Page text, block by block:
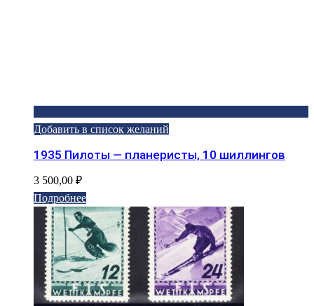
Добавить в список желаний
1935 Пилоты — планеристы, 10 шиллингов
3 500,00 ₽
Подробнее